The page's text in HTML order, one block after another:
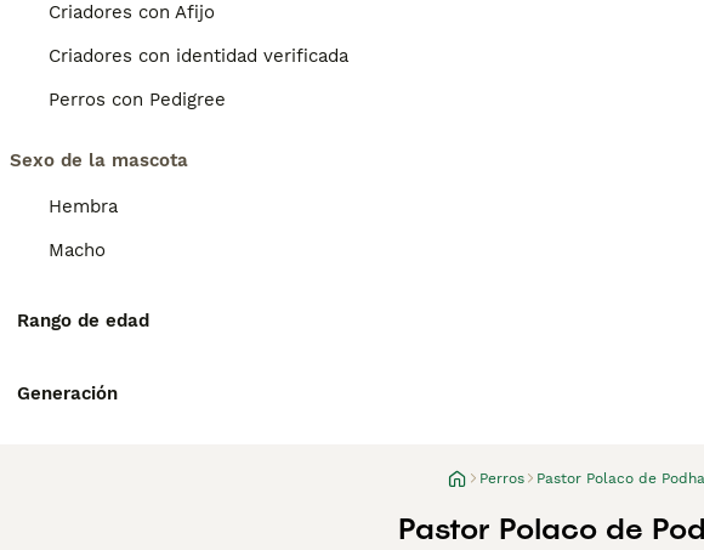
Criadores con Afijo
Criadores con identidad verificada
Perros con Pedigree
Sexo de la mascota
Hembra
Macho
Rango de edad
Generación
Perros Pastor Polaco de
Pastor Polaco de